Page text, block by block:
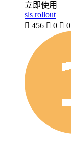
立即使用
sls rollout
 456  0  0